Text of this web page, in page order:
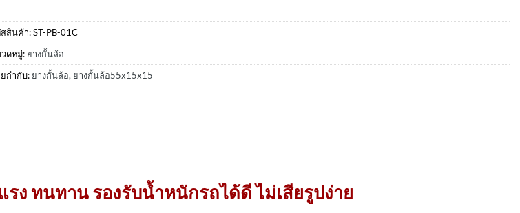
สินค้า:ST-PB-01C
ดหมู่: ยางกั้นล้อ
กำกับ: ยางกั้นล้อ, ยางกั้นล้อ55x15x15
ง ทนทาน รองรับน้ำหนักรถได้ดี ไม่เสียรูปง่าย